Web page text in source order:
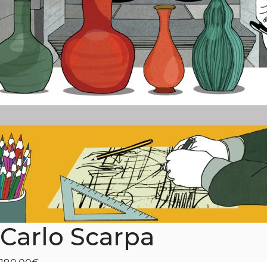
Carlo Scarpa